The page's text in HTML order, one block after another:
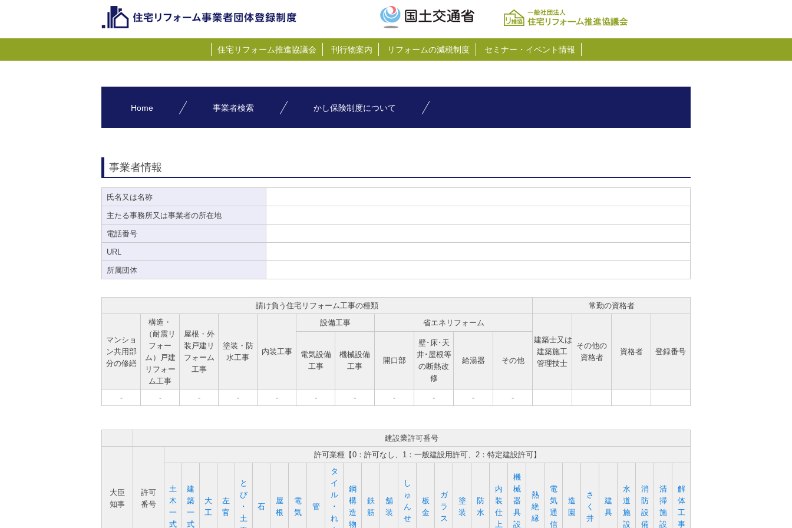
住宅リフォーム推進協議会 刊行物案内 リフォームの減税制度 セミナー・イベント情報
Home 事業者検索 かし保険制度について
事業者情報
氏名又は名称
主たる事務所又は事業者の所在地
電話番号
URL
所属団体
請け負う住宅リフォーム工事の種類 常勤の資格者
マンショ
ン共用部
分の修繕
構造・
（耐震リ
フォー
ム）戸建
リフォー
ム工事
屋根・外
装戸建リ
フォーム
工事
塗装・防
水工事
内装工事
設備工事
省エネリフォーム
建築士又は
建築施工
管理技士
その他の
資格者
資格者 登録番号
電気設備
工事
機械設備
工事
開口部
壁･床･天
井･屋根等
の断熱改
修
給湯器 その他
- - - - - - - - - - -
建設業許可番号
大臣
知事
許可
番号
許可業種【0：許可なし、1：一般建設用許可、2：特定建設許可】
土
木
一
式
建
築
一
式
大
工
左
官
と
び
･
土
石
屋
根
電
気
管
タ
イ
ル
･
れ
鋼
構
造
物
鉄
筋
舗
装
し
ゅ
ん
せ
板
金
ガ
ラ
ス
塗
装
防
水
内
装
仕
上
機
械
器
具
設
熱
絶
縁
電
気
通
信
造
園
さ
く
井
建
具
水
道
施
設
消
防
設
備
清
掃
施
設
解
体
工
事